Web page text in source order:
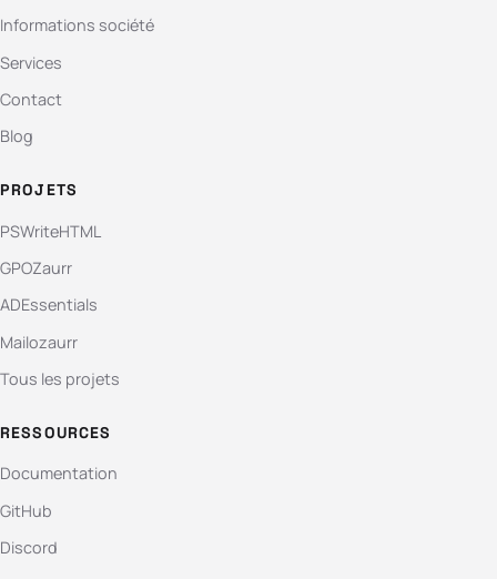
Informations société
Services
Contact
Blog
PROJETS
PSWriteHTML
GPOZaurr
ADEssentials
Mailozaurr
Tous les projets
RESSOURCES
Documentation
GitHub
Discord